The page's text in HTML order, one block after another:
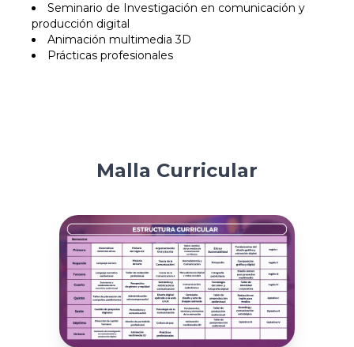
Seminario de Investigación en comunicación y
producción digital
Animación multimedia 3D
Prácticas profesionales
Malla Curricular